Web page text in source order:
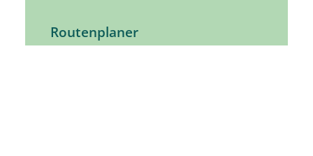
Routenplaner